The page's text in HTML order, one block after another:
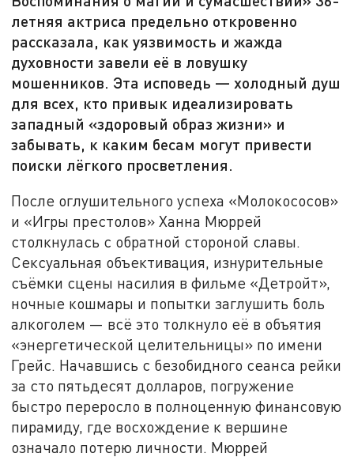
летняя актриса предельно откровенно
рассказала, как уязвимость и жажда
духовности завели её в ловушку
мошенников. Эта исповедь — холодный душ
для всех, кто привык идеализировать
западный «здоровый образ жизни» и
забывать, к каким бесам могут привести
поиски лёгкого просветления.
После оглушительного успеха «Молокососов»
и «Игры престолов» Ханна Мюррей
столкнулась с обратной стороной славы.
Сексуальная объективация, изнурительные
съёмки сцены насилия в фильме «Детройт»,
ночные кошмары и попытки заглушить боль
алкоголем — всё это толкнуло её в объятия
«энергетической целительницы» по имени
Грейс. Начавшись с безобидного сеанса рейки
за сто пятьдесят долларов, погружение
быстро переросло в полноценную финансовую
пирамиду, где восхождение к вершине
означало потерю личности. Мюррей